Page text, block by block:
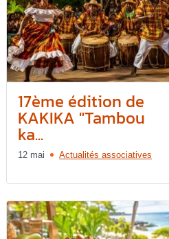
17ème édition de
KAKIKA "Tambou
ka...
12 mai Actualités associatives